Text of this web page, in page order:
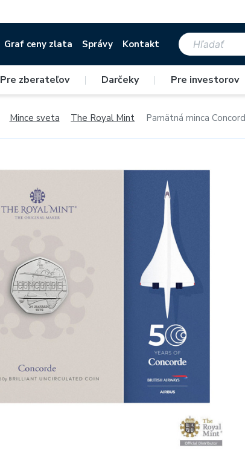
Graf ceny zlata Správy Kontakt
Pre zberateľov | Darčeky | Pre investorov
Mince sveta The Royal Mint Pamätná minca